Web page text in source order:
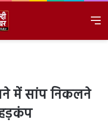
में सांप निकलने